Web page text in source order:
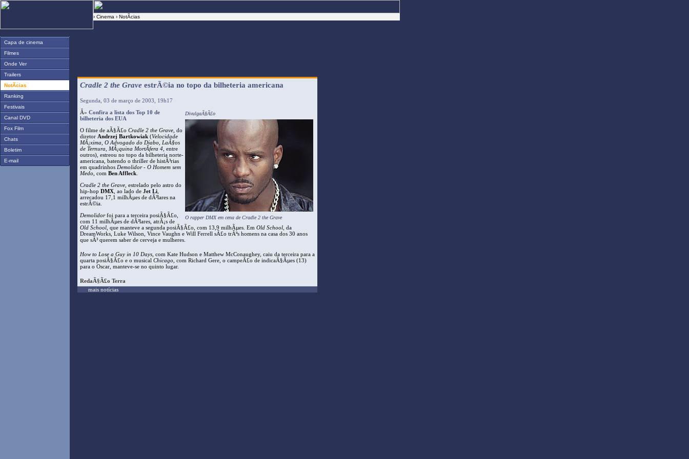
› Cinema › NotÃ­cias
Capa de cinema
Filmes
Onde Ver
Trailers
NotÃ­cias
Ranking
Festivais
Canal DVD
Fox Film
Chats
Boletim
E-mail
Cradle 2 the Grave estrÃ©ia no topo da bilheteria americana
Segunda, 03 de março de 2003, 19h17
DivulgaÃ§Ã£o
O rapper DMX em cena de Cradle 2 the Grave
Â» Confira a lista dos Top 10 de
bilheteria dos EUA
O filme de aÃ§Ã£o Cradle 2 the Grave , do
diretor Andrzej Bartkowiak (Velocidade
MÃ¡xima O Advogado do Diabo LaÃ§os
de Ternura
MÃ¡quina MortÃ­fera 4 , entre
outros), estreou no topo da bilheteria norte-
americana, batendo o thriller de histÃ³rias
em quadrinhos Demolidor - O Homem sem
Medo , com Ben Affleck
Cradle 2 the Grave , estrelado pelo astro do
hip-hop DMX , ao lado de Jet Li
arrecadou 17,1 milhÃµes de dÃ³lares na
estrÃ©ia.
Demolidorfoi para a terceira posiÃ§Ã£o,
com 11 milhÃµes de dÃ³lares, atrÃ¡s de
Old School , que manteve a segunda posiÃ§Ã£o, com 13,9 milhÃµes. Em Old School , da
DreamWorks, Luke Wilson, Vince Vaughn e Will Ferrell sÃ£o trÃªs homens na casa dos 30 anos
que sÃ³ querem saber de cerveja e mulheres.
How to Lose a Guy in 10 Days , com Kate Hudson e Matthew McConaughey, caiu da terceira para a
quarta posiÃ§Ã£o e o musical Chicago , com Richard Gere, o campeÃ£o de indicaÃ§Ãµes (13)
para o Oscar, manteve-se no quinto lugar.
RedaÃ§Ã£o Terra
mais notícias